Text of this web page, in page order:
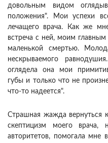
довольным видом
положения". Мои успехи
лечащего врача. Как же
встреча с ней, моим
маленькой смертью.
нескрываемого
оглядела она мои
губы и только что не
что-то надеется".
Страшная жажда вернуться
скептицизм моего
авторитетов, помогала мне